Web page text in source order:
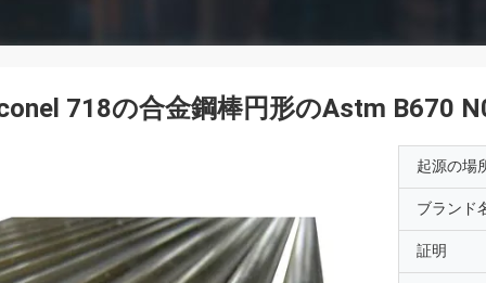
718の合金鋼棒円形のAstm B670
起源の場
ブランド
証明